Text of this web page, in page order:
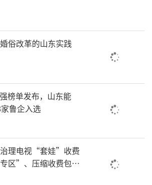
俗改革的山东实践
榜单发布，山东能
鲁企入选
理电视“套娃”收费
区”、压缩收费包比